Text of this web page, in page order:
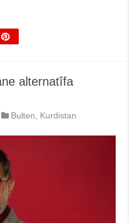
alternatîfa
Bulten, Kurdistan